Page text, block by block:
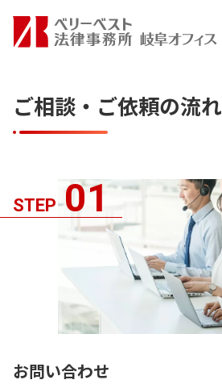
ご相談・ご依頼の流れ
STEP 01
お問い合わせ